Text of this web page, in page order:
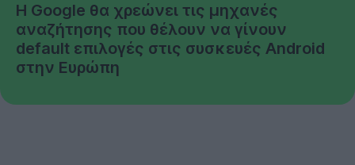
Η Google θα χρεώνει τις μηχανές
αναζήτησης που θέλουν να γίνουν
default επιλογές στις συσκευές Android
στην Ευρώπη